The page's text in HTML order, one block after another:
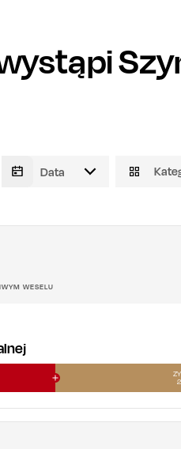
WESELU